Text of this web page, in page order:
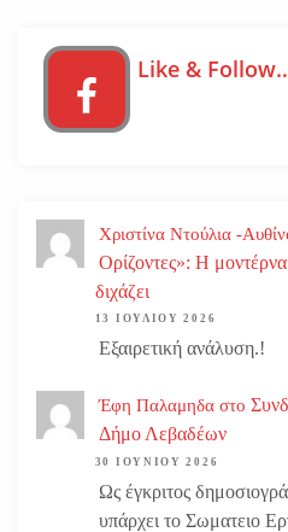
Like &
Χριστίνα Ντούλια -
Ορίζοντες»: Η
διχάζει
13 ΙΟΥΛΊΟΥ 2026
Εξαιρετική ανάλυση.!
Έφη Παλαμηδα στο
Δήμο Λεβαδέων
30 ΙΟΥΝΊΟΥ 2026
Ως έγκριτος
υπάρχει το Σωματειο